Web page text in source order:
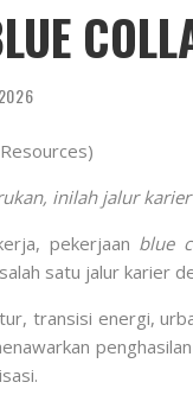
inilah jalur
pekerjaan blue
satu jalur karier
transisi energi,